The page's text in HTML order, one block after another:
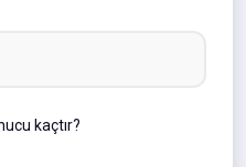
kaçtır?